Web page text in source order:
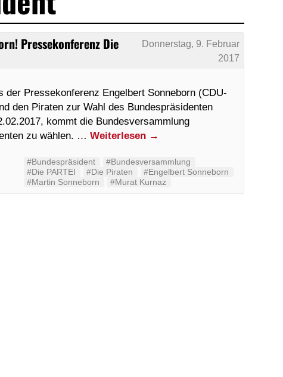
Pressekonferenz Die
Donnerstag, 9. Februar
2017
Pressekonferenz Engelbert Sonneborn (CDU-
den Piraten zur Wahl des Bundespräsidenten
kommt die Bundesversammlung
zu wählen. …Weiterlesen →
#Bundespräsident
#Bundesversammlung
#Die PARTEI
#Die Piraten
#Engelbert Sonneborn
#Martin Sonneborn
#Murat Kurnaz